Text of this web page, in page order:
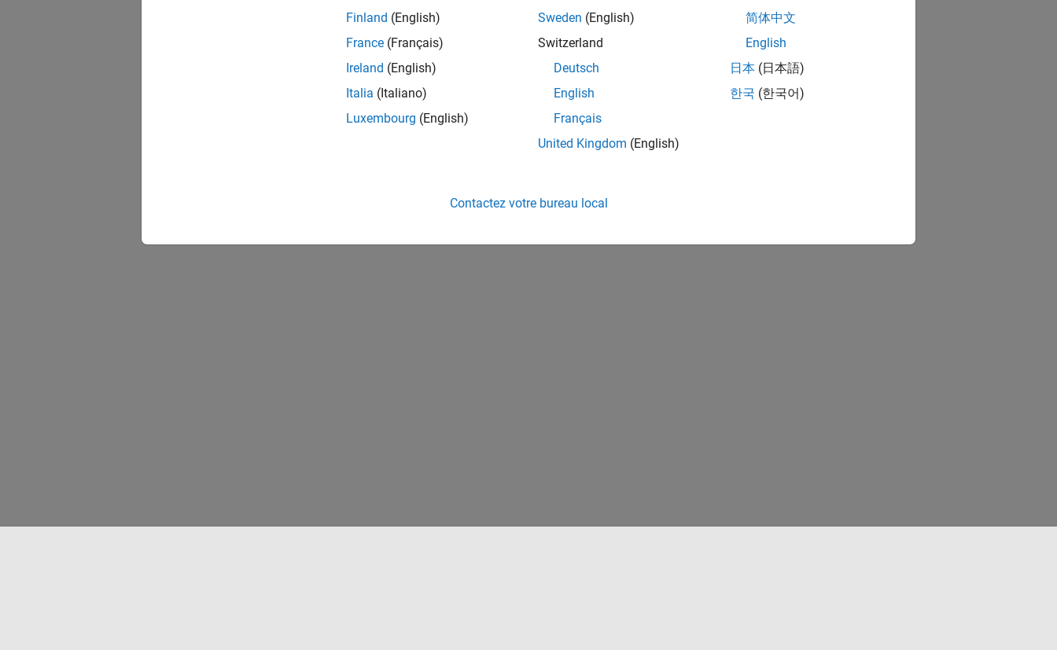
Finland (English)
France (Français)
Ireland (English)
Italia (Italiano)
Luxembourg (English)
Sweden (English)
Switzerland
Deutsch
English
Français
United Kingdom (English)
简体中文
English
日本 (日本語)
한국 (한국어)
Contactez votre bureau local